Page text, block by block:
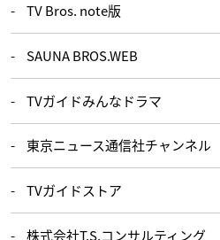
TV Bros. note版
SAUNA BROS.WEB
TVガイドみんなドラマ
東京ニュース通信社チャンネル
TVガイドストア
株式会社T.S.コンサルティング